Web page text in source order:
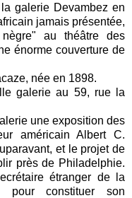
galerie Devambez en
jamais présentée,
au théâtre des
énorme couverture de
née en 1898.
galerie au 59, rue la
une exposition des
américain Albert C.
et le projet de
près de Philadelphie.
étranger de la
constituer son